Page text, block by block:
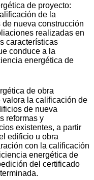
de proyecto:
de la
nueva construcción
realizadas en
características
conduce a la
energética de
de obra
valora la calificación de
de nueva
reformas y
existentes, a partir
edificio u obra
con la calificación
energética de
del certificado